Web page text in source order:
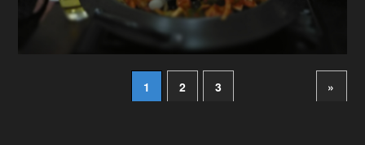
1 2 3 »